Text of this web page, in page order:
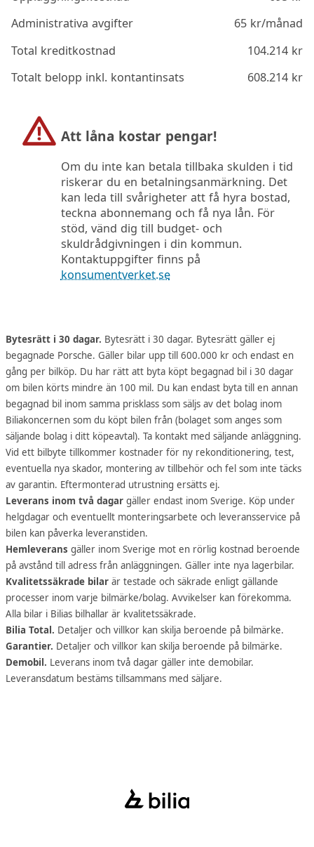
Administrativa avgifter
65kr/månad
Total kreditkostnad
104.214kr
Totalt belopp inkl. kontantinsats
608.214kr
Att låna kostar pengar!
Om du inte kan betala tillbaka skulden i tid
riskerar du en betalningsanmärkning. Det
kan leda till svårigheter att få hyra bostad,
teckna abonnemang och få nya lån. För
stöd, vänd dig till budget- och
skuldrådgivningen i din kommun.
Kontaktuppgifter finns på
konsumentverket.se
Bytesrätt i 30 dagar. Bytesrätt i 30 dagar. Bytesrätt gäller ej
begagnade Porsche. Gäller bilar upp till 600.000 kr och endast en
gång per bilköp. Du har rätt att byta köpt begagnad bil i 30 dagar
om bilen körts mindre än 100 mil. Du kan endast byta till en annan
begagnad bil inom samma prisklass som säljs av det bolag inom
Biliakoncernen som du köpt bilen från (bolaget som anges som
säljande bolag i ditt köpeavtal). Ta kontakt med säljande anläggning.
Vid ett bilbyte tillkommer kostnader för ny rekonditionering, test,
eventuella nya skador, montering av tillbehör och fel som inte täcks
av garantin. Eftermonterad utrustning ersätts ej.
Leverans inom två dagar gäller endast inom Sverige. Köp under
helgdagar och eventuellt monteringsarbete och leveransservice på
bilen kan påverka leveranstiden.
Hemleverans gäller inom Sverige mot en rörlig kostnad beroende
på avstånd till adress från anläggningen. Gäller inte nya lagerbilar.
Kvalitetssäkrade bilar är testade och säkrade enligt gällande
processer inom varje bilmärke/bolag. Avvikelser kan förekomma.
Alla bilar i Bilias bilhallar är kvalitetssäkrade.
Bilia Total. Detaljer och villkor kan skilja beroende på bilmärke.
Garantier. Detaljer och villkor kan skilja beroende på bilmärke.
Demobil. Leverans inom två dagar gäller inte demobilar.
Leveransdatum bestäms tillsammans med säljare.